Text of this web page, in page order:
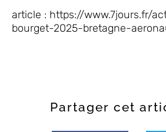
article : https://www.7jours.fr/
bourget-2025-bretagne-
Partager cet